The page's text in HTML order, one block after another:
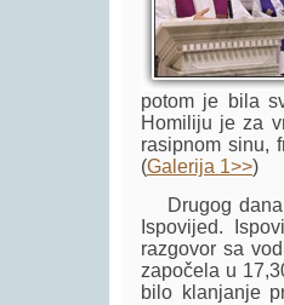
potom je bila
Homiliju je za
rasipnom sinu,
(Galerija 1>>)
Drugog dana
Ispovijed.
razgovor sa
započela u
bilo klanjanje